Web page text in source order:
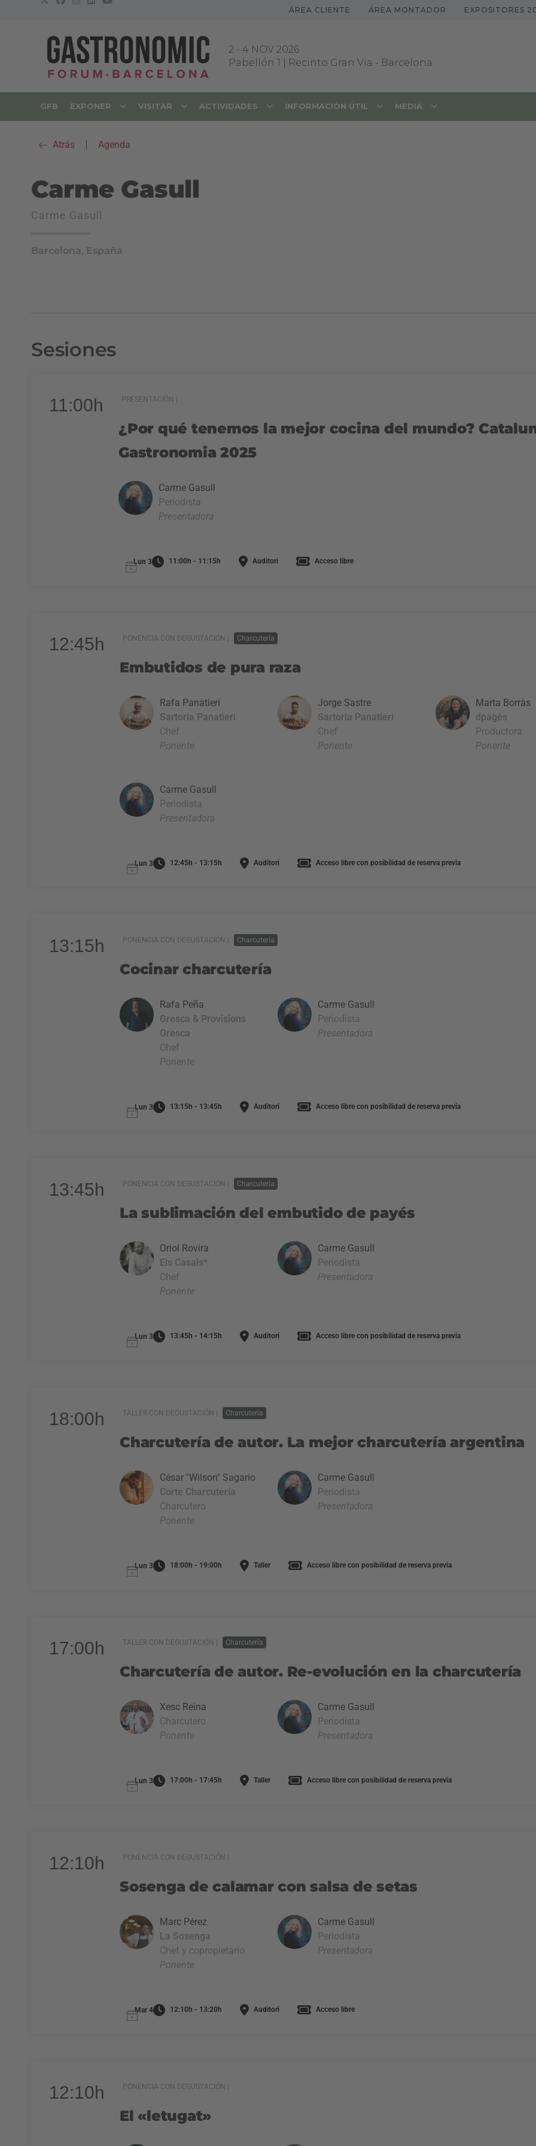
ÁREA CLIENTE ÁREA MONTADOR EXPOSITORES
2 - 4 NOV 2026
Pabellón 1 | Recinto Gran Via - Barcelona
GFB EXPONER VISITAR ACTIVIDADES INFORMACIÓN ÚTIL MEDIA
Atrás Agenda
Carme Gasull
Carme Gasull
Barcelona, España
Sesiones
11:00h PRESENTACIÓN |
¿Por qué tenemos la mejor cocina del mundo?
Gastronomia 2025
Carme Gasull
Periodista
Presentadora
Lun 3 11:00h - 11:15h Auditori Acceso libre
12:45h PONENCIA CON DEGUSTACIÓN | Charcutería
Embutidos de pura raza
Rafa Panatieri
Sartoria Panatieri
Chef
Ponente
Jorge Sastre
Sartoria Panatieri
Chef
Ponente
Marta Borràs
dpagès
Productora
Ponente
Carme Gasull
Periodista
Presentadora
Lun 3 12:45h - 13:15h Auditori Acceso libre con posibilidad de reserva previa
13:15h PONENCIA CON DEGUSTACIÓN | Charcutería
Cocinar charcutería
Rafa Peña
Gresca & Provisions
Gresca
Chef
Ponente
Carme Gasull
Periodista
Presentadora
Lun 3 13:15h - 13:45h Auditori Acceso libre con posibilidad de reserva previa
13:45h PONENCIA CON DEGUSTACIÓN | Charcutería
La sublimación del embutido de payés
Oriol Rovira
Els Casals*
Chef
Ponente
Carme Gasull
Periodista
Presentadora
Lun 3 13:45h - 14:15h Auditori Acceso libre con posibilidad de reserva previa
18:00h TALLER CON DEGUSTACIÓN | Charcutería
Charcutería de autor. La mejor charcutería argentina
César "Wilson" Sagario
Corte Charcutería
Charcutero
Ponente
Carme Gasull
Periodista
Presentadora
Lun 3 18:00h - 19:00h Taller Acceso libre con posibilidad de reserva previa
17:00h TALLER CON DEGUSTACIÓN | Charcutería
Charcutería de autor. Re-evolución en la charcutería
Xesc Reina
Charcutero
Ponente
Carme Gasull
Periodista
Presentadora
Lun 3 17:00h - 17:45h Taller Acceso libre con posibilidad de reserva previa
12:10h PONENCIA CON DEGUSTACIÓN |
Sosenga de calamar con salsa de setas
Marc Pérez
La Sosenga
Chef y copropietario
Ponente
Carme Gasull
Periodista
Presentadora
Mar 4 12:10h - 13:20h Auditori Acceso libre
12:10h PONENCIA CON DEGUSTACIÓN |
El «letugat»